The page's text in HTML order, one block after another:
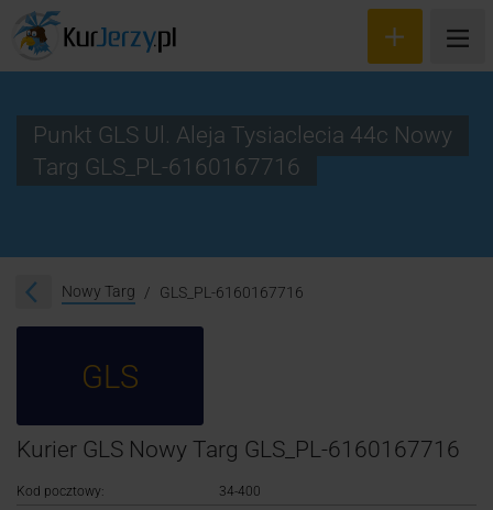
Śledzenie przesyłki
Logowanie
Punkt GLS Ul. Aleja Tysiaclecia 44c Nowy
Targ GLS_PL-6160167716
Nowy Targ GLS_PL-6160167716
GLS
Kurier GLS Nowy Targ GLS_PL-6160167716
Kod pocztowy:
34-400